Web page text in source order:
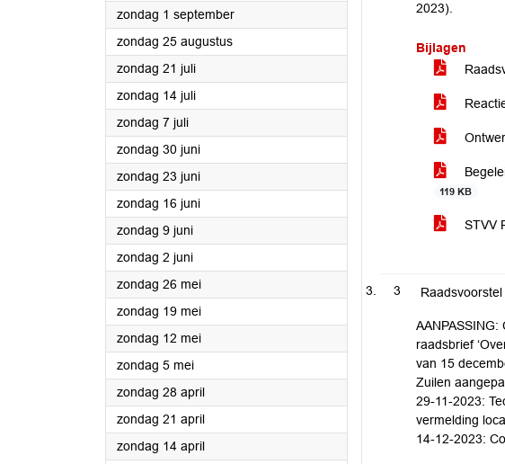
zondag 1 september2024
zondag 25 augustus2024
zondag 21 juli2024
zondag 14 juli2024
zondag 7 juli2024
zondag 30 juni2024
zondag 23 juni2024
zondag 16 juni2024
zondag 9 juni2024
zondag 2 juni2024
zondag 26 mei2024
zondag 19 mei2024
zondag 12 mei2024
zondag 5 mei2024
zondag 28 april2024
zondag 21 april2024
zondag 14 april2024
2023).
Bijlagen
119 KB
STVV
3
raadsbrief
van 15
Zuilen
29-11-2023:
vermelding
14-12-2023: